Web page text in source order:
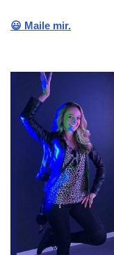
😃 Maile mir.